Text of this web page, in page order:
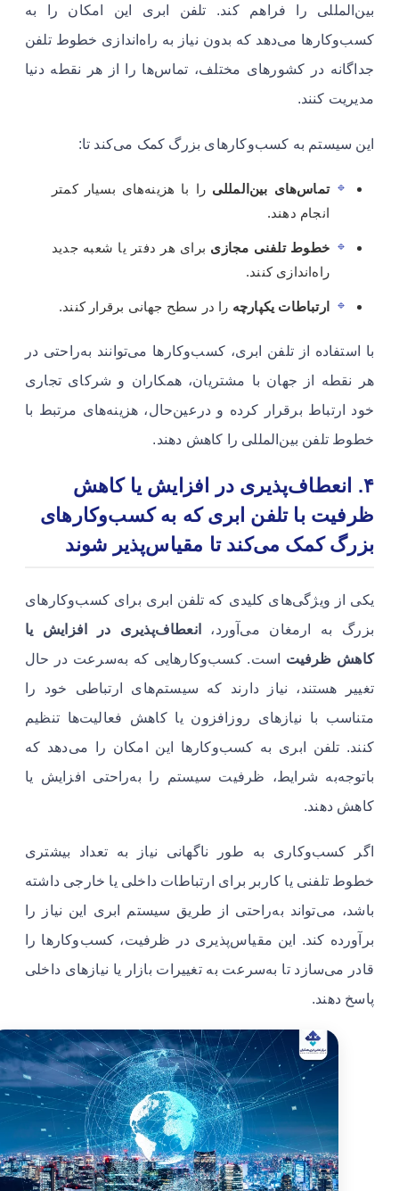
بین‌المللی را فراهم کند. تلفن ابری این امکان را به
کسب‌وکارها می‌دهد که بدون نیاز به راه‌اندازی خطوط تلفن
جداگانه در کشورهای مختلف، تماس‌ها را از هر نقطه دنیا
مدیریت کنند.
این سیستم به کسب‌وکارهای بزرگ کمک می‌کند تا:
تماس‌های بین‌المللیرا با هزینه‌های بسیار کمتر
انجام دهند.
خطوط تلفنی مجازی برای هر دفتر یا شعبه جدید
راه‌اندازی کنند.
ارتباطات یکپارچهرا در سطح جهانی برقرار کنند.
با استفاده از تلفن ابری، کسب‌وکارها می‌توانند به‌راحتی در
هر نقطه از جهان با مشتریان، همکاران و شرکای تجاری
خود ارتباط برقرار کرده و درعین‌حال، هزینه‌های مرتبط با
خطوط تلفن بین‌المللی را کاهش دهند.
۴. انعطاف‌پذیری در افزایش یا کاهش
ظرفیت با تلفن ابری که به کسب‌وکارهای
بزرگ کمک می‌کند تا مقیاس‌پذیر شوند
یکی از ویژگی‌های کلیدی که تلفن ابری برای کسب‌وکارهای
بزرگ به ارمغان می‌آورد،انعطاف‌پذیری در افزایش یا
کاهش ظرفیتاست. کسب‌وکارهایی که به‌سرعت در حال
تغییر هستند، نیاز دارند که سیستم‌های ارتباطی خود را
متناسب با نیازهای روزافزون یا کاهش فعالیت‌ها تنظیم
کنند. تلفن ابری به کسب‌وکارها این امکان را می‌دهد که
باتوجه‌به شرایط، ظرفیت سیستم را به‌راحتی افزایش یا
کاهش دهند.
اگر کسب‌وکاری به طور ناگهانی نیاز به تعداد بیشتری
خطوط تلفنی یا کاربر برای ارتباطات داخلی یا خارجی داشته
باشد، می‌تواند به‌راحتی از طریق سیستم ابری این نیاز را
برآورده کند. این مقیاس‌پذیری در ظرفیت، کسب‌وکارها را
قادر می‌سازد تا به‌سرعت به تغییرات بازار یا نیازهای داخلی
پاسخ دهند.